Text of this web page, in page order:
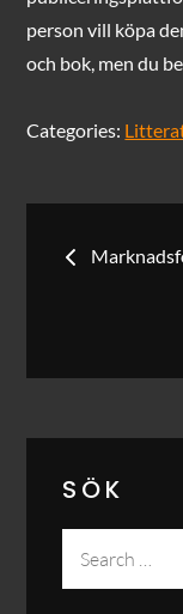
person vill köpa
och bok, men du
Categories:
SÖK